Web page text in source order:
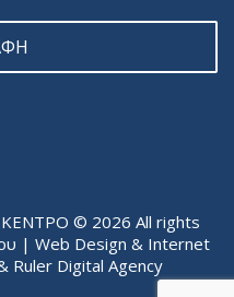
© 2026 All rights
| Web Design & Internet
Ruler Digital Agency